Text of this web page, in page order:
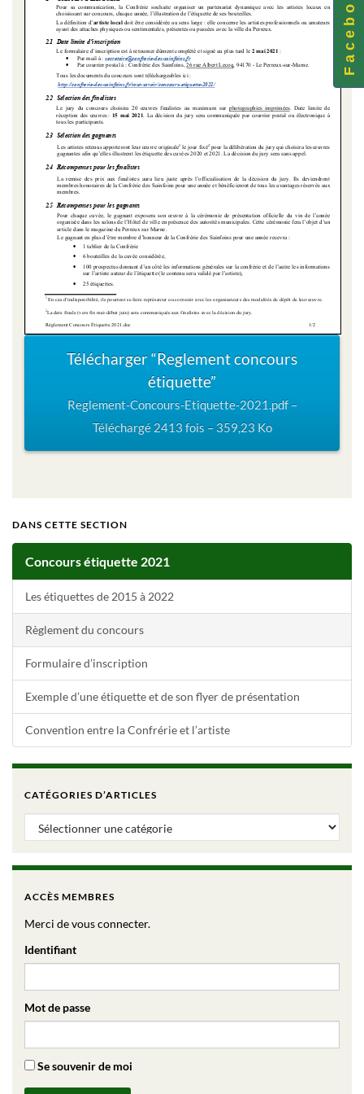
Télécharger “Reglement concours
étiquette”
Reglement-Concours-Etiquette-2021.pdf –
Téléchargé 2413 fois – 359,23 Ko
DANS CETTE SECTION
Concours étiquette 2021
Les étiquettes de 2015 à 2022
Règlement du concours
Formulaire d’inscription
Exemple d’une étiquette et de son flyer de présentation
Convention entre la Confrérie et l’artiste
CATÉGORIES D’ARTICLES
Catégories d’articles
ACCÈS MEMBRES
Merci de vous connecter.
Identifiant
Mot de passe
Se souvenir de moi
F a c e b o o k